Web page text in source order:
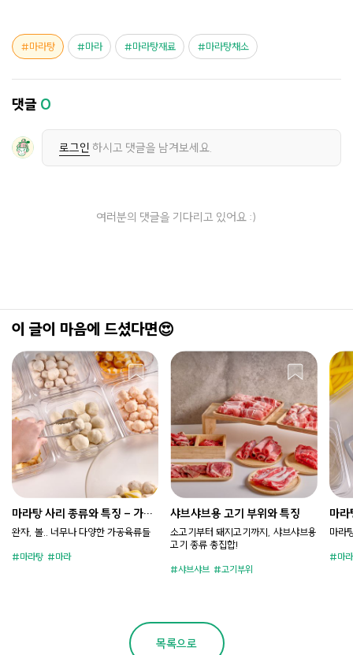
마라탕 마라 마라탕재료 마라탕채소
댓글 0
로그인 하시고 댓글을 남겨보세요.
여러분의 댓글을 기다리고 있어요 :)
이 글이 마음에 드셨다면😍
마라탕 사리 종류와 특징 - 가공
육류편
완자, 볼.. 너무나 다양한 가공육류들
마라탕 마라
샤브샤브용 고기 부위와 특징
소고기부터 돼지고기까지, 샤브샤브용
고기 종류 총집합!
샤브샤브 고기부위
마라
마라
마
목록으로